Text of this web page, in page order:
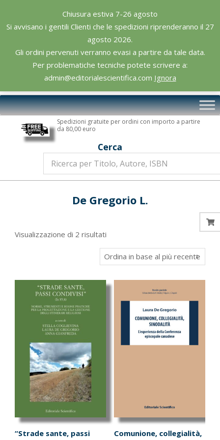
Chiusura estiva 7-26 agosto
Si avvisano i gentili Clienti che le spedizioni riprenderanno il 27
agosto 2026.
Gli ordini pervenuti verranno evasi a partire da tale data.
Per problematiche tecniche potete scrivere a:
admin@editorialescientifica.com Ignora
content
Editoriale
Scientifica
Primary
Navigation
Spedizioni gratuite per ordini con importo a partire
da 80,00 euro
Cerca
De Gregorio L.
Visualizzazione di 2 risultati
in
base
più
“Strade sante, passi
Comunione, collegialità,